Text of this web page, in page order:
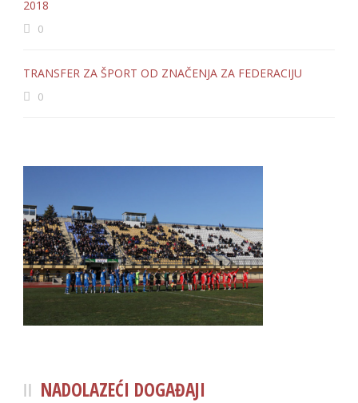
2018
0
TRANSFER ZA ŠPORT OD ZNAČENJA ZA FEDERACIJU
0
NADOLAZEĆI DOGAĐAJI